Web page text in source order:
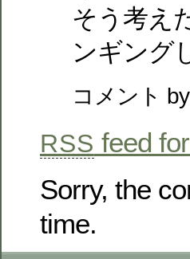
そう考え
ンギング
コメント
RSS feed
Sorry, the
time.